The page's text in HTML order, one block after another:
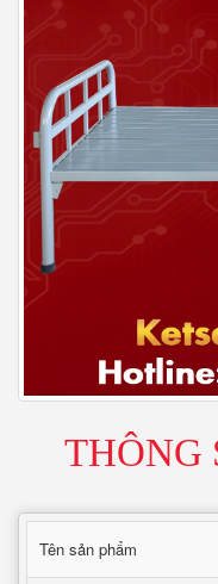
THÔNG
Tên sản phẩm